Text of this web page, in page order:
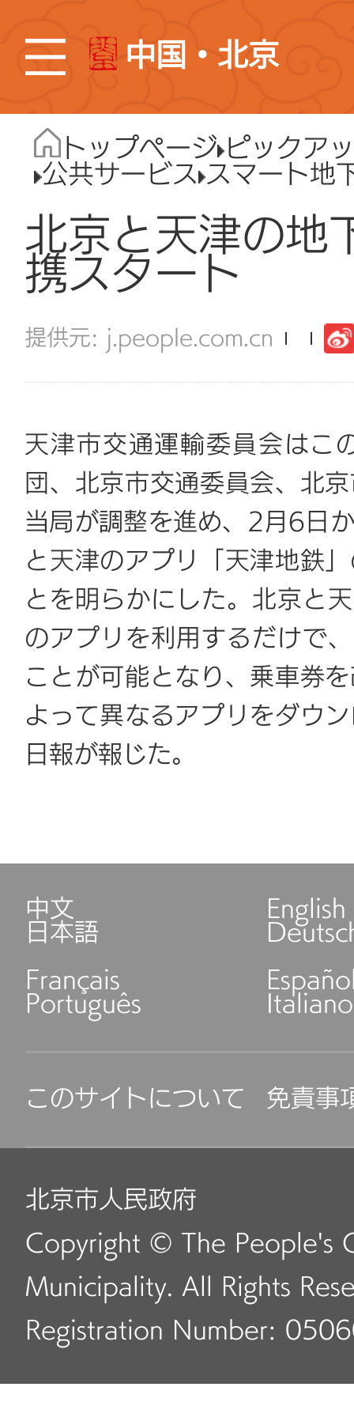
中国・北京
トップページ ピックア
公共サービス スマート地
北京と天津の地
携スタート
j.people.com.cn
天津市交通運輸委員会はこ
団、北京市交通委員会、北
当局が調整を進め、2月6日
と天津のアプリ「天津地鉄
とを明らかにした。北京と
のアプリを利用するだけで
ことが可能となり、乗車券
よって異なるアプリをダウ
日報が報じた。
中文 English
日本語
Français
Português Italiano
このサイトについて 免責事
北京市人民政府
Copyright © The People's
Municipality. All Rights
Registration Number: